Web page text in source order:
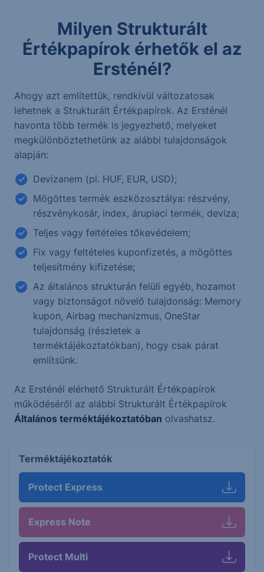
Milyen Strukturált
Értékpapírok érhetők el az
Ersténél?
Ahogy azt említettük, rendkívül változatosak
lehetnek a Strukturált Értékpapírok. Az Ersténél
havonta több termék is jegyezhető, melyeket
megkülönböztethetünk az alábbi tulajdonságok
alapján:
Devizanem (pl. HUF, EUR, USD);
Mögöttes termék eszközosztálya: részvény,
részvénykosár, index, árupiaci termék, deviza;
Teljes vagy feltételes tőkevédelem;
Fix vagy feltételes kuponfizetés, a mögöttes
teljesítmény kifizetése;
Az általános strukturán felüli egyéb, hozamot
vagy biztonságot növelő tulajdonság: Memory
kupon, Airbag mechanizmus, OneStar
tulajdonság (részletek a
terméktájékoztatókban), hogy csak párat
említsünk.
Az Ersténél elérhető Strukturált Értékpapírok
működéséről az alábbi Strukturált Értékpapírok
Általános terméktájékoztatóban olvashatsz.
Terméktájékoztatók
Protect Express
Express Note
Protect Multi